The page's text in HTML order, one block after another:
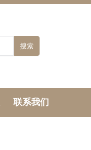
搜索
联系我们